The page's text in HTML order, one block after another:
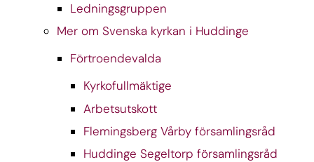
Ledningsgruppen
Mer om Svenska kyrkan i Huddinge
Förtroendevalda
Kyrkofullmäktige
Arbetsutskott
Flemingsberg Vårby församlingsråd
Huddinge Segeltorp församlingsråd